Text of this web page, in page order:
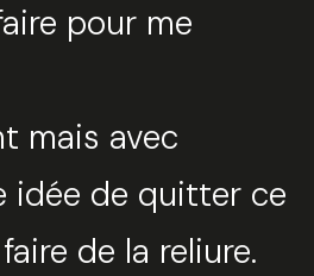
pour me
mais avec
idée de quitter ce
de la reliure.